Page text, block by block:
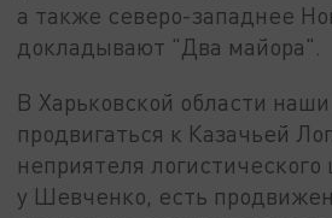
а также северо-западнее
докладывают "Два майора".
В Харьковской области
продвигаться к Казачьей
неприятеля
у Шевченко, есть